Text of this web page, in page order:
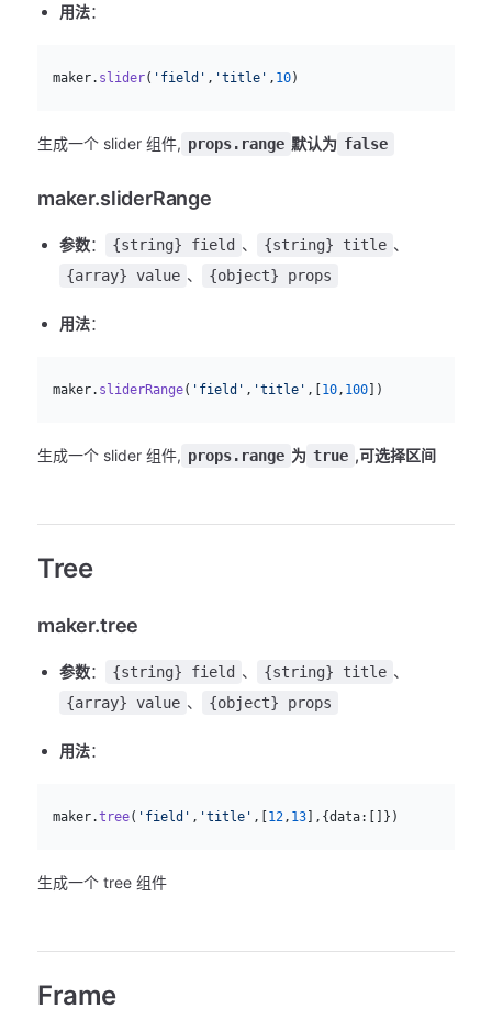
用法：
  maker.
slider( 'field' , 'title' , 10)
生成一个 slider 组件, props.range 默认为 false
maker.sliderRange
参数： {string} field 、 {string} title 、
{array} value 、 {object} props
用法：
  maker.
sliderRange( 'field' , 'title' ,[10 , 100])
生成一个 slider 组件, props.range 为 true ,可选择区间
Tree
maker.tree
参数： {string} field 、 {string} title 、
{array} value 、 {object} props
用法：
  maker.
tree( 'field' , 'title' ,[12 , 13],{data:[]})
生成一个 tree 组件
Frame